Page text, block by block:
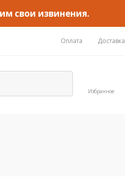
свои извинения.
Оплата Доставка
Избранное